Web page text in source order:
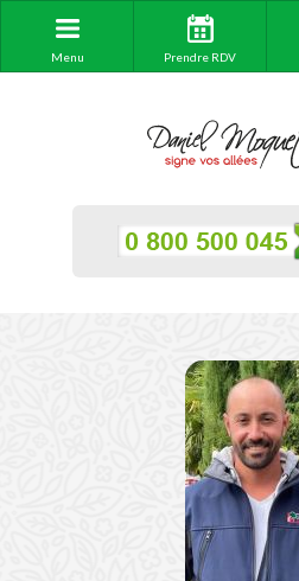
Menu Prendre RDV